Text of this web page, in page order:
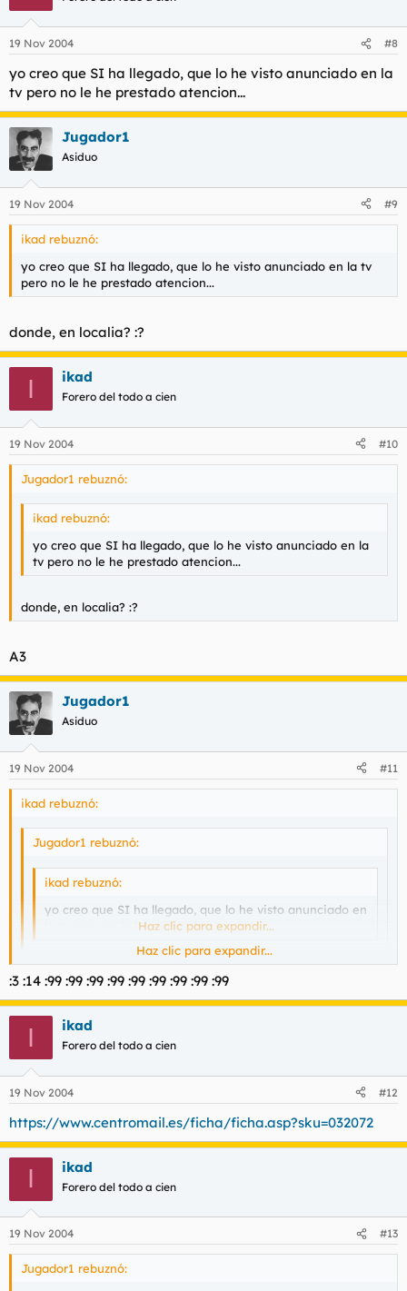
19 Nov 2004 #8
yo creo que SI ha llegado, que lo he visto anunciado en la
tv pero no le he prestado atencion...
Jugador1
Asiduo
19 Nov 2004 #9
ikad rebuznó:
yo creo que SI ha llegado, que lo he visto anunciado en la tv
pero no le he prestado atencion...
donde, en localia? :?
I ikad
Forero del todo a cien
19 Nov 2004 #10
Jugador1 rebuznó:
ikad rebuznó:
yo creo que SI ha llegado, que lo he visto anunciado en la
tv pero no le he prestado atencion...
donde, en localia? :?
A3
Jugador1
Asiduo
19 Nov 2004 #11
ikad rebuznó:
Jugador1 rebuznó:
ikad rebuznó:
yo creo que SI ha llegado, que lo he visto anunciado en
la tv pero no le he prestado atencion...
Haz clic para expandir...
A3
Haz clic para expandir...
:3 :14 :99 :99 :99 :99 :99 :99 :99 :99 :99
I ikad
Forero del todo a cien
19 Nov 2004 #12
https://www.centromail.es/ficha/ficha.asp?sku=032072
I ikad
Forero del todo a cien
19 Nov 2004 #13
Jugador1 rebuznó: